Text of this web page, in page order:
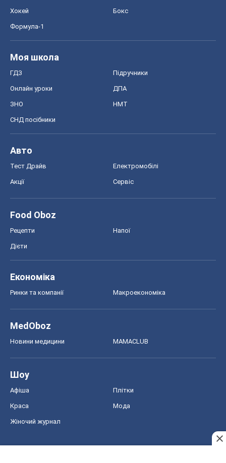
Хокей Бокс
Формула-1
Моя школа
ГДЗ Підручники
Онлайн уроки ДПА
ЗНО НМТ
СНД посібники
Авто
Тест Драйв Електромобілі
Акції Сервіс
Food Oboz
Рецепти Напої
Дієти
Економіка
Ринки та компанії Макроекономіка
MedOboz
Новини медицини MAMACLUB
Шоу
Афіша Плітки
Краса Мода
Жіночий журнал